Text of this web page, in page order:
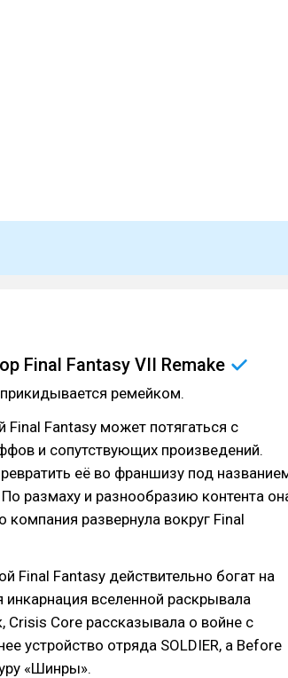
Final Fantasy VII Remake
ремейком.
Fantasy может потягаться с
и сопутствующих произведений.
её во франшизу под
размаху и разнообразию контента
компания развернула вокруг Final
Final Fantasy действительно богат на
вселенной раскрывала
Crisis Core рассказывала о войне с
устройство отряда SOLDIER, а Before
«Шинры».